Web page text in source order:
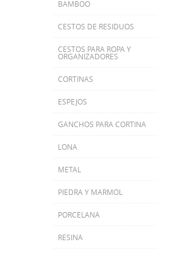
BAMBOO
CESTOS DE RESIDUOS
CESTOS PARA ROPA Y
ORGANIZADORES
CORTINAS
ESPEJOS
GANCHOS PARA CORTINA
LONA
METAL
PIEDRA Y MARMOL
PORCELANA
RESINA